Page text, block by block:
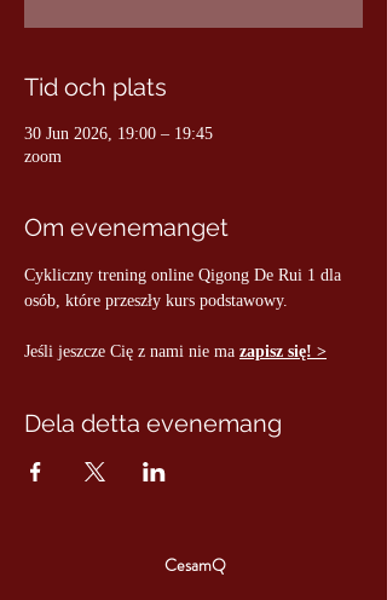
Tid och plats
30 Jun 2026, 19:00 – 19:45
zoom
Om evenemanget
Cykliczny trening online Qigong De Rui 1 dla
osób, które przeszły kurs podstawowy.
Jeśli jeszcze Cię z nami nie ma zapisz się! >
Dela detta evenemang
CesamQ